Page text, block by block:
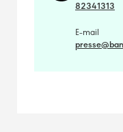
82341313
E-mail